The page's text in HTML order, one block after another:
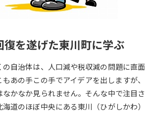
資格認定
大学研究 大学検索
復を遂げた東川町に学ぶ
自治体は、人口減や税収減の問題に直面
あの手この手でアイデアを出しますが、
なかなか見られません。そんな中で注目さ
道のほぼ中央にある東川（ひがしかわ）